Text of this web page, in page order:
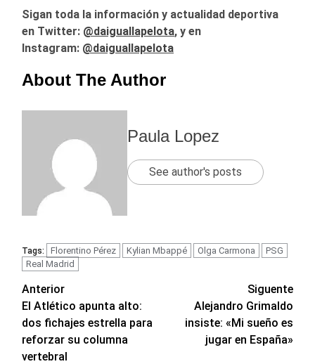
Sigan toda la información y actualidad deportiva
en Twitter: @daiguallapelota, y en
Instagram: @daiguallapelota
About The Author
Paula Lopez
See author's posts
Tags: Florentino Pérez Kylian Mbappé Olga Carmona
PSG
Real Madrid
Navegación
de
entradas
Anterior
El Atlético apunta alto:
dos fichajes estrella para
reforzar su columna
vertebral
Siguente
Alejandro Grimaldo
insiste: «Mi sueño es
jugar en España»